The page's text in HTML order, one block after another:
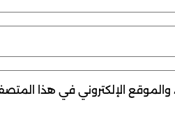
والموقع الإلكتروني في هذا